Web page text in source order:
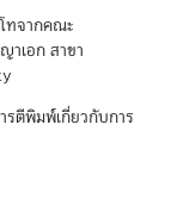
ทจากคณะ
าเอก สาขา
รตีพิมพ์เกี่ยวกับการ